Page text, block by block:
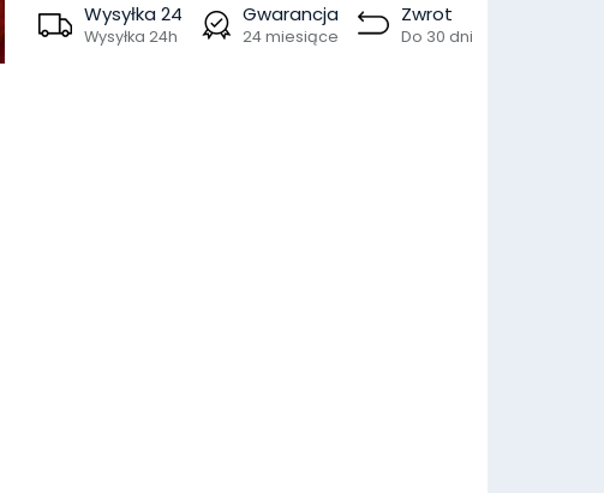
Wysyłka 24
Wysyłka 24h
Gwarancja
24 miesiące
Zwrot
Do 30 dni